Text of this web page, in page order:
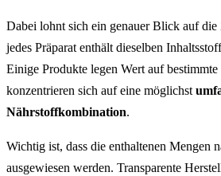
Dabei lohnt sich ein genauer Blick auf die
jedes Präparat enthält dieselben
Einige Produkte legen Wert auf
konzentrieren sich auf eine möglichst
Nährstoffkombination.
Wichtig ist, dass die enthaltenen Mengen
ausgewiesen werden. Transparente